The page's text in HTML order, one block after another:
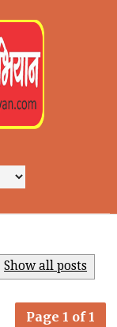
Show all posts
Page 1 of 1